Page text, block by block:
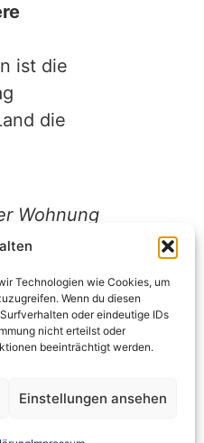
Technologien wie Cookies, um
Wenn du diesen
oder eindeutige IDs
nicht erteilst oder
beeinträchtigt werden.
Einstellungen ansehen
ist die
die
Wohnung
15,00 € (20